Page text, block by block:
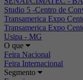
Studio 5 -Centro de
Transamerica Expo
Transamerica Expo
Usipa - MG
O que
Feira Nacional
Feira Internacional
Segmento